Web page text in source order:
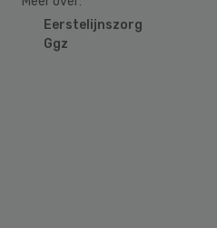
Eerstelijnszorg
Ggz